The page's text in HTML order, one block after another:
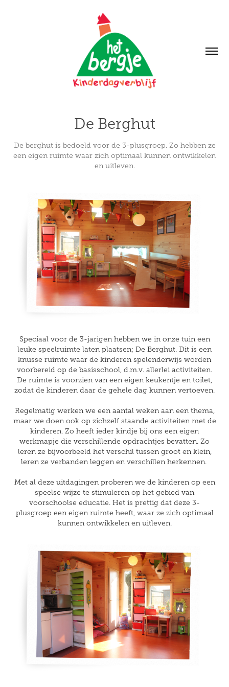
De Berghut
De berghut is bedoeld voor de 3-plusgroep. Zo hebben ze
een eigen ruimte waar zich optimaal kunnen ontwikkelen
en uitleven.
Speciaal voor de 3-jarigen hebben we in onze tuin een
leuke speelruimte laten plaatsen; De Berghut. Dit is een
knusse ruimte waar de kinderen spelenderwijs worden
voorbereid op de basisschool, d.m.v. allerlei activiteiten.
De ruimte is voorzien van een eigen keukentje en toilet,
zodat de kinderen daar de gehele dag kunnen vertoeven.
Regelmatig werken we een aantal weken aan een thema,
maar we doen ook op zichzelf staande activiteiten met de
kinderen. Zo heeft ieder kindje bij ons een eigen
werkmapje die verschillende opdrachtjes bevatten. Zo
leren ze bijvoorbeeld het verschil tussen groot en klein,
leren ze verbanden leggen en verschillen herkennen.
Met al deze uitdagingen proberen we de kinderen op een
speelse wijze te stimuleren op het gebied van
voorschoolse educatie. Het is prettig dat deze 3-
plusgroep een eigen ruimte heeft, waar ze zich optimaal
kunnen ontwikkelen en uitleven.